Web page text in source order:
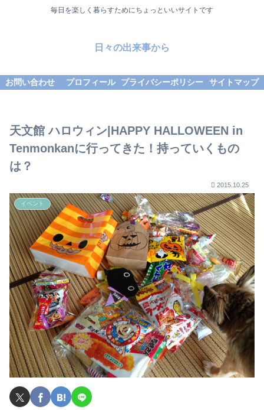
毎日を楽しく暮らすためにちょっといいサイトです
日々の出来事から
お問い合わせ プロフィール プライバシーポリシー サイトマップ
天文館 ハロウィン|HAPPY HALLOWEEN in
Tenmonkanに行ってきた！持っていくもの
は？
2015.10.25
イベント